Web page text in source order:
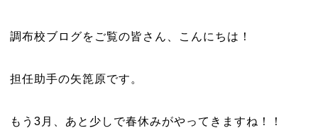
調布校ブログをご覧の皆さん、こんにちは！
担任助手の矢箆原です。
もう3月、あと少しで春休みがやってきますね！！